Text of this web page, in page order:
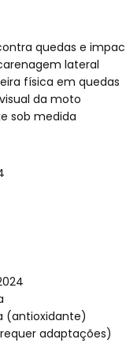
quedas e
lateral
física em quedas
da moto
sob medida
(antioxidante)
adaptações)